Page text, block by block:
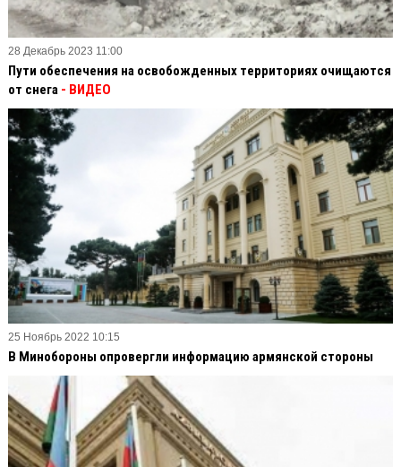
28 Декабрь 2023 11:00
Пути обеспечения на освобожденных территориях очищаются
от снега - ВИДЕО
25 Ноябрь 2022 10:15
В Минобороны опровергли информацию армянской стороны